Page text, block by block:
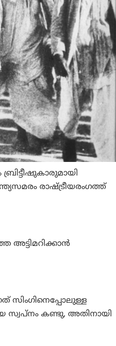
രാഷ്ട്രീയരംഗത്ത്
അട്ടിമറിക്കാൻ
സിംഗിനെപ്പോലുള്ള
സ്വപ്നം കണ്ടു, അതിനായി